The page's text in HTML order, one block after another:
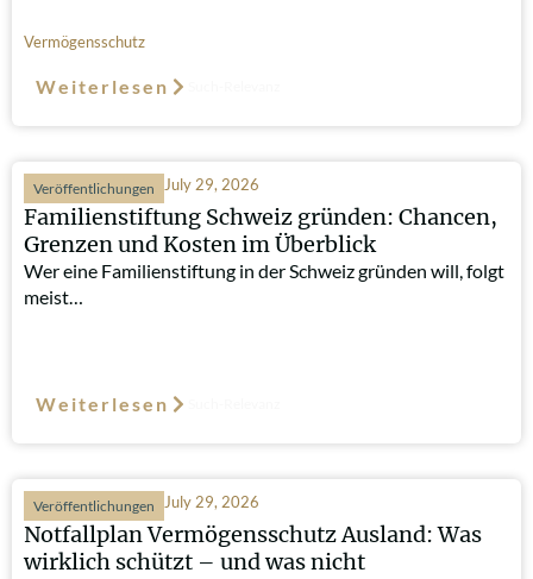
Vermögensschutz
Weiterlesen
Veröffentlichungen July 29, 2026
Familienstiftung Schweiz gründen: Chancen,
Grenzen und Kosten im Überblick
Wer eine Familienstiftung in der Schweiz gründen will, folgt
meist…
Weiterlesen
Veröffentlichungen July 29, 2026
Notfallplan Vermögensschutz Ausland: Was
wirklich schützt – und was nicht